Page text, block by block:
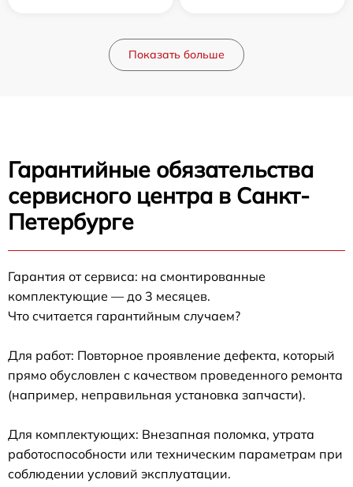
Показать больше
Гарантийные обязательства
сервисного центра в Санкт-
Петербурге
Гарантия от сервиса: на смонтированные
комплектующие — до 3 месяцев.
Что считается гарантийным случаем?
Для работ: Повторное проявление дефекта, который
прямо обусловлен с качеством проведенного ремонта
(например, неправильная установка запчасти).
Для комплектующих: Внезапная поломка, утрата
работоспособности или техническим параметрам при
соблюдении условий эксплуатации.